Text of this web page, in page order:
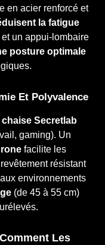
en acier renforcé et
la fatigue
un appui-lombaire
posture optimale
Et Polyvalence
chaise Secretlab
gaming). Un
facilite les
résistant
environnements
(de 45 à 55 cm)
Les